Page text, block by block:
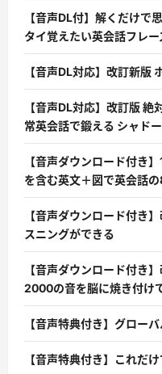
【音声DL付】解くだけで
タイ覚えたい英会話フレ
【音声DL対応】改訂新版
【音声DL対応】改訂版
常英会話で鍛える シャド
【音声ダウンロード付き
を含む英文＋図で英会話
【音声ダウンロード付き
スニングができる
【音声ダウンロード付き
2000の音を脳に焼き付け
【音声特典付き】グロー
【音声特典付き】これだ